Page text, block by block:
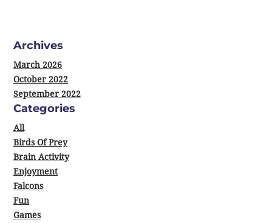
Archives
March 2026
October 2022
September 2022
Categories
All
Birds Of Prey
Brain Activity
Enjoyment
Falcons
Fun
Games